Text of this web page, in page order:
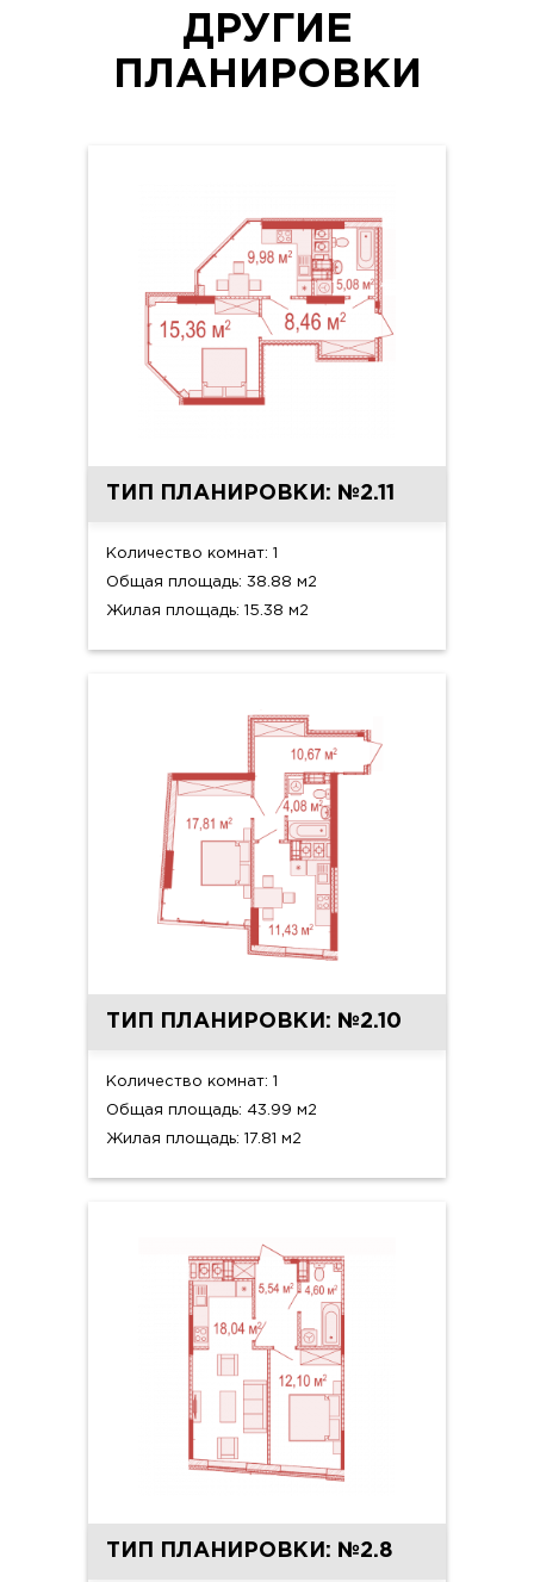
ДРУГИЕ
ПЛАНИРОВКИ
ТИП ПЛАНИРОВКИ: №2.11
Количество комнат: 1
Общая площадь: 38.88 м2
Жилая площадь: 15.38 м2
ТИП ПЛАНИРОВКИ: №2.10
Количество комнат: 1
Общая площадь: 43.99 м2
Жилая площадь: 17.81 м2
ТИП ПЛАНИРОВКИ: №2.8